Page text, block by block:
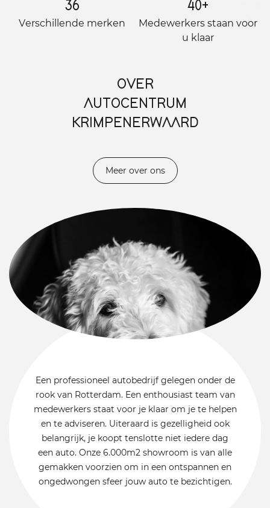
36
Verschillende merken
40+
Medewerkers staan ​​voor
u klaar
OVER
AUTOCENTRUM
KRIMPENERWAARD
Meer over ons
Een professioneel autobedrijf gelegen onder de
rook van Rotterdam. Een enthousiast team van
medewerkers staat voor je klaar om je te helpen
en te adviseren. Uiteraard is gezelligheid ook
belangrijk, je koopt tenslotte niet iedere dag
een auto. Onze 6.000m2 showroom is van alle
gemakken voorzien om in een ontspannen en
ongedwongen sfeer jouw auto te bezichtigen.